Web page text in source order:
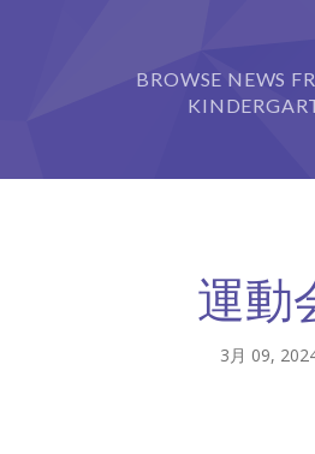
-- 園について
-- 一日の流れ
BROWSE NEWS
運動
3月 09,